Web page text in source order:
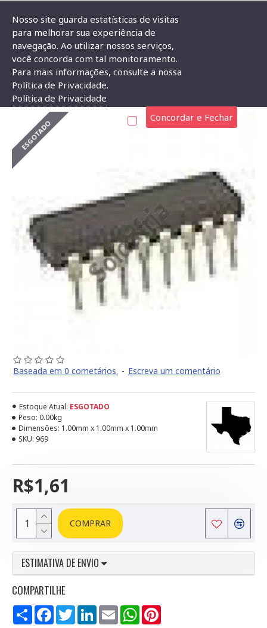
Circuito Integrado CD4521
CIRCUITO INTEGRADO CD4521
ESGOTADO
Baseada em 0 cometários. - Escreva um comentário
R$1,61
Estoque Atual: ESGOTADO
Peso: 0.00kg
Dimensões: 1.00mm x 1.00mm x 1.00mm
SKU: 969
COMPRAR
ESTIMATIVA DE ENVIO
COMPARTILHE
Compartilhar
FacebookTwitterLinkedInEmail WhatsApp
Nosso site guarda estatísticas de visitas
para melhorar sua experiência de
navegação. Ao utilizar nossos serviços,
você concorda com tal monitoramento.
Para mais informações, consulte a nossa
Política de Privacidade.
Política de Privacidade
Concordar e Fechar